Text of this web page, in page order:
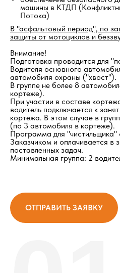
машины в КТДП
Потока)
В "асфальтовый период", по
защиты от мотоциклов и
Внимание!
Подготовка проводится для
Водителя основного
автомобиля охраны ("хвост").
В группе не более 8
кортеже).
При участии в составе
водитель подключается к
кортежа. В этом случае в
(по 3 автомобиля в кортеже).
Программа для "чистильщика"
Заказчиком и оплачивается в
поставленных задач.
Минимальная группа: 2
ОТПРАВИТЬ ЗАЯВКУ